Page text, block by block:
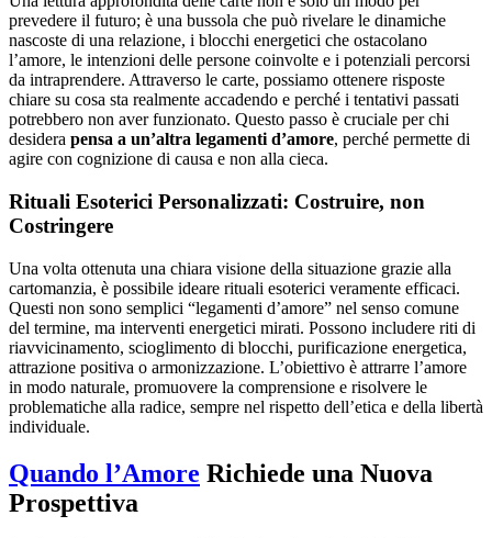
prevedere il futuro; è una bussola che può rivelare le dinamiche
nascoste di una relazione, i blocchi energetici che ostacolano
l’amore, le intenzioni delle persone coinvolte e i potenziali percorsi
da intraprendere. Attraverso le carte, possiamo ottenere risposte
chiare su cosa sta realmente accadendo e perché i tentativi passati
potrebbero non aver funzionato. Questo passo è cruciale per chi
desidera pensa a un’altra legamenti d’amore, perché permette di
agire con cognizione di causa e non alla cieca.
Rituali Esoterici Personalizzati: Costruire, non
Costringere
Una volta ottenuta una chiara visione della situazione grazie alla
cartomanzia, è possibile ideare rituali esoterici veramente efficaci.
Questi non sono semplici “legamenti d’amore” nel senso comune
del termine, ma interventi energetici mirati. Possono includere riti di
riavvicinamento, scioglimento di blocchi, purificazione energetica,
attrazione positiva o armonizzazione. L’obiettivo è attrarre l’amore
in modo naturale, promuovere la comprensione e risolvere le
problematiche alla radice, sempre nel rispetto dell’etica e della libertà
individuale.
Quando l’Amore Richiede una Nuova
Prospettiva